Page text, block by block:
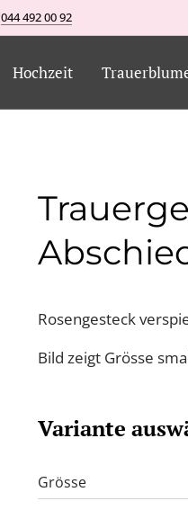
044 492 00 92
Hochzeit
Rosengesteck
Bild zeigt Grösse
Variante
Grösse